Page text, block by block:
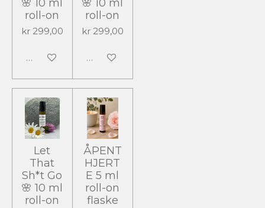
🌸 10 ml
roll-on
kr 299,00
Legg til handlevogn
🌸 10 ml
roll-on
kr 299,00
Legg til handlevogn
Let
That
Sh*t Go
🌸 10 ml
roll-on
ÅPENT
HJERT
E 5 ml
roll-on
flaske